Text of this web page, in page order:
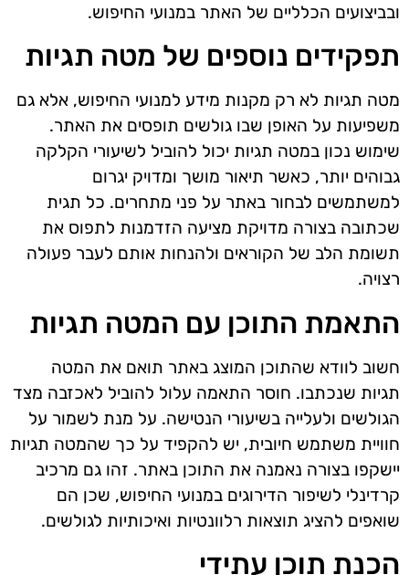
ובביצועים הכלליים של האתר במנועי החיפוש.
תפקידים נוספים של מטה תגיות
מטה תגיות לא רק מקנות מידע למנועי החיפוש, אלא גם
משפיעות על האופן שבו גולשים תופסים את האתר.
שימוש נכון במטה תגיות יכול להוביל לשיעורי הקלקה
גבוהים יותר, כאשר תיאור מושך ומדויק יגרום
למשתמשים לבחור באתר על פני מתחרים. כל תגית
שכתובה בצורה מדויקת מציעה הזדמנות לתפוס את
תשומת הלב של הקוראים ולהנחות אותם לעבר פעולה
רצויה.
התאמת התוכן עם המטה תגיות
חשוב לוודא שהתוכן המוצג באתר תואם את המטה
תגיות שנכתבו. חוסר התאמה עלול להוביל לאכזבה מצד
הגולשים ולעלייה בשיעורי הנטישה. על מנת לשמור על
חוויית משתמש חיובית, יש להקפיד על כך שהמטה תגיות
יישקפו בצורה נאמנה את התוכן באתר. זהו גם מרכיב
קרדינלי לשיפור הדירוגים במנועי החיפוש, שכן הם
שואפים להציג תוצאות רלוונטיות ואיכותיות לגולשים.
הכנת תוכן עתידי